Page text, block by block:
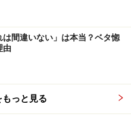
男ばかり選んでしまうと
えれば、本番の幸せな結
で、その苦い経験をしっ
しっかり自分を大切にし
。
ることを知る
は間違いない」は本当？ベタ惚
由
っと見る